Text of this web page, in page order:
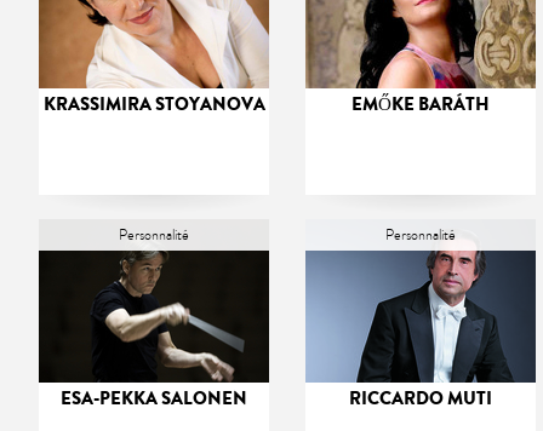
KRASSIMIRA STOYANOVA EMŐKE BARÁTH
Personnalité
ESA-PEKKA SALONEN
Personnalité
RICCARDO MUTI